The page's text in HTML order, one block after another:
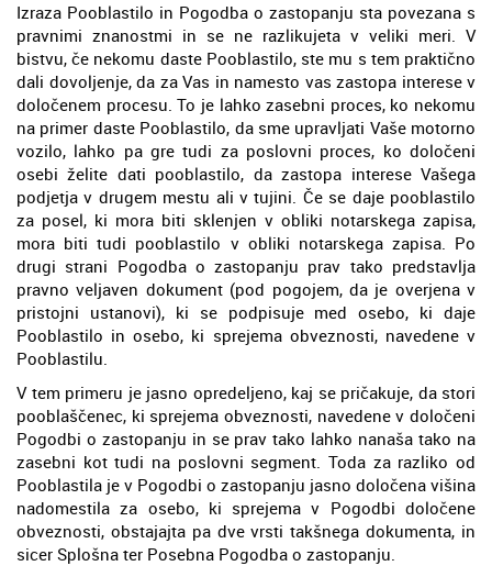
Izraza Pooblastilo in Pogodba o zastopanju sta povezana s
pravnimi znanostmi in se ne razlikujeta v veliki meri. V
bistvu, če nekomu daste Pooblastilo, ste mu s tem praktično
dali dovoljenje, da za Vas in namesto vas zastopa interese v
določenem procesu. To je lahko zasebni proces, ko nekomu
na primer daste Pooblastilo, da sme upravljati Vaše motorno
vozilo, lahko pa gre tudi za poslovni proces, ko določeni
osebi želite dati pooblastilo, da zastopa interese Vašega
podjetja v drugem mestu ali v tujini. Če se daje pooblastilo
za posel, ki mora biti sklenjen v obliki notarskega zapisa,
mora biti tudi pooblastilo v obliki notarskega zapisa. Po
drugi strani Pogodba o zastopanju prav tako predstavlja
pravno veljaven dokument (pod pogojem, da je overjena v
pristojni ustanovi), ki se podpisuje med osebo, ki daje
Pooblastilo in osebo, ki sprejema obveznosti, navedene v
Pooblastilu.
V tem primeru je jasno opredeljeno, kaj se pričakuje, da stori
pooblaščenec, ki sprejema obveznosti, navedene v določeni
Pogodbi o zastopanju in se prav tako lahko nanaša tako na
zasebni kot tudi na poslovni segment. Toda za razliko od
Pooblastila je v Pogodbi o zastopanju jasno določena višina
nadomestila za osebo, ki sprejema v Pogodbi določene
obveznosti, obstajajta pa dve vrsti takšnega dokumenta, in
sicer Splošna ter Posebna Pogodba o zastopanju.